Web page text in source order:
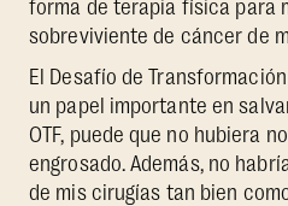
forma de terapia física para
sobreviviente de cáncer de
El Desafío de
un papel importante en
OTF, puede que no hubiera
engrosado. Además, no
de mis cirugías tan bien